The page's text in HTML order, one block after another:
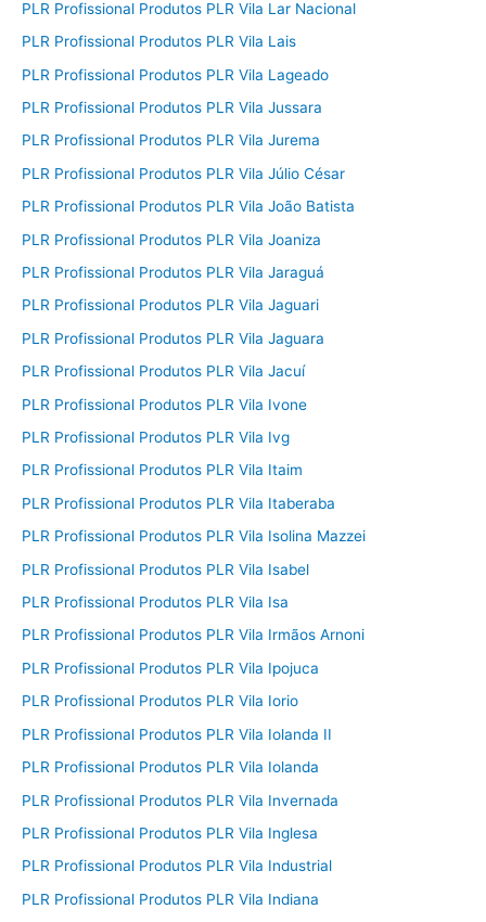
PLR Profissional Produtos PLR Vila Lar Nacional
PLR Profissional Produtos PLR Vila Lais
PLR Profissional Produtos PLR Vila Lageado
PLR Profissional Produtos PLR Vila Jussara
PLR Profissional Produtos PLR Vila Jurema
PLR Profissional Produtos PLR Vila Júlio César
PLR Profissional Produtos PLR Vila João Batista
PLR Profissional Produtos PLR Vila Joaniza
PLR Profissional Produtos PLR Vila Jaraguá
PLR Profissional Produtos PLR Vila Jaguari
PLR Profissional Produtos PLR Vila Jaguara
PLR Profissional Produtos PLR Vila Jacuí
PLR Profissional Produtos PLR Vila Ivone
PLR Profissional Produtos PLR Vila Ivg
PLR Profissional Produtos PLR Vila Itaim
PLR Profissional Produtos PLR Vila Itaberaba
PLR Profissional Produtos PLR Vila Isolina Mazzei
PLR Profissional Produtos PLR Vila Isabel
PLR Profissional Produtos PLR Vila Isa
PLR Profissional Produtos PLR Vila Irmãos Arnoni
PLR Profissional Produtos PLR Vila Ipojuca
PLR Profissional Produtos PLR Vila Iorio
PLR Profissional Produtos PLR Vila Iolanda II
PLR Profissional Produtos PLR Vila Iolanda
PLR Profissional Produtos PLR Vila Invernada
PLR Profissional Produtos PLR Vila Inglesa
PLR Profissional Produtos PLR Vila Industrial
PLR Profissional Produtos PLR Vila Indiana